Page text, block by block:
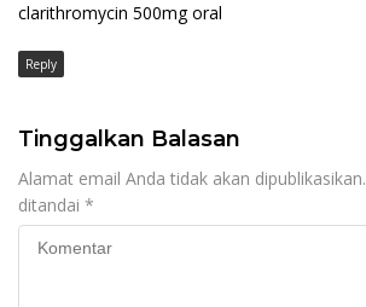
clarithromycin 500mg oral
Reply
Tinggalkan Balasan
Alamat email Anda tidak akan dipublikasikan.
ditandai *